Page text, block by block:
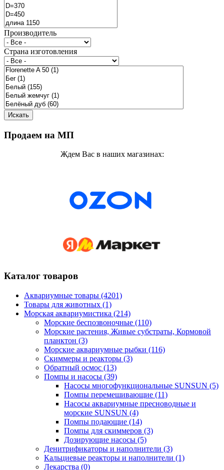
Производитель
Страна изготовления
Продаем на МП
Ждем Вас в наших магазинах:
Каталог товаров
Аквариумные товары (4201)
Товары для животных (1)
Морская аквариумистика (214)
Морские беспозвоночные (110)
Морские растения, Живые субстраты, Кормовой
планктон (3)
Морские аквариумные рыбки (116)
Скиммеры и реакторы (3)
Обратный осмос (13)
Помпы и насосы (39)
Насосы многофункциональные SUNSUN (5)
Помпы перемешивающие (11)
Насосы аквариумные пресноводные и
морские SUNSUN (4)
Помпы подающие (14)
Помпы для скиммеров (3)
Дозирующие насосы (5)
Денитрификаторы и наполнители (3)
Кальциевые реакторы и наполнители (1)
Лекарства (0)